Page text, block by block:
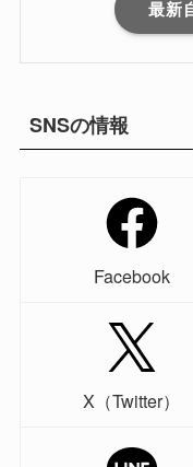
最新
SNSの情報
Facebook
X（Twitter）